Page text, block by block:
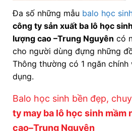
Đa số những mẫu balo học
công ty sản xuất ba lô học
lượng cao –Trung Nguyên có
cho người dùng đựng những
Thông thường có 1 ngăn
dụng.
Balo học sinh bền đẹp,
ty may ba lô học sinh mầm
cao–Trung Nguyên